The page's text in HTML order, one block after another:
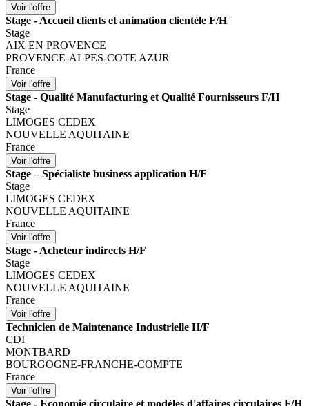
Stage - Accueil clients et animation clientèle F/H
Stage
AIX EN PROVENCE
PROVENCE-ALPES-COTE AZUR
France
Stage - Qualité Manufacturing et Qualité Fournisseurs F/H
Stage
LIMOGES CEDEX
NOUVELLE AQUITAINE
France
Stage – Spécialiste business application H/F
Stage
LIMOGES CEDEX
NOUVELLE AQUITAINE
France
Stage - Acheteur indirects H/F
Stage
LIMOGES CEDEX
NOUVELLE AQUITAINE
France
Technicien de Maintenance Industrielle H/F
CDI
MONTBARD
BOURGOGNE-FRANCHE-COMPTE
France
Stage - Economie circulaire et modèles d'affaires circulaires F/H